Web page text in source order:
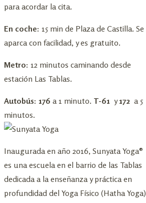
para acordar la cita.
En coche: 15 min de Plaza de Castilla. Se
aparca con facilidad, y es gratuito.
Metro: 12 minutos caminando desde
estación Las Tablas.
Autobús: 176 a 1 minuto. T-61 y172 a 5
minutos.
Inaugurada en año 2016, Sunyata Yoga®
es una escuela en el barrio de las Tablas
dedicada a la enseñanza y práctica en
profundidad del Yoga Físico (Hatha Yoga)